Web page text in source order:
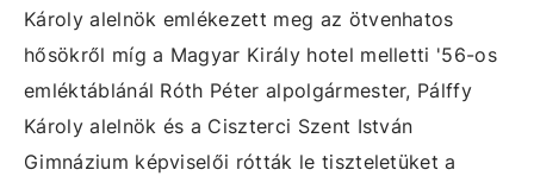
Károly alelnök emlékezett meg az ötvenhatos
hősökről míg a Magyar Király hotel melletti '56-os
emléktáblánál Róth Péter alpolgármester, Pálffy
Károly alelnök és a Ciszterci Szent István
Gimnázium képviselői rótták le tiszteletüket a